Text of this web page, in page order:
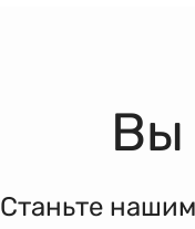
Вы
Станьте